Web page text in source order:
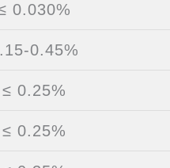
0.030%
0.45%
≤ 0.25%
≤ 0.25%